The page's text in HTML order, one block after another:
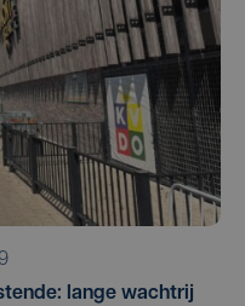
lange wachtrij